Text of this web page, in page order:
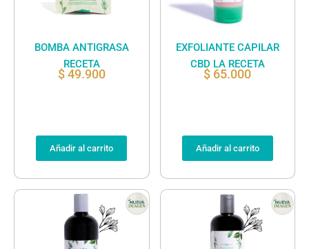
BOMBA ANTIGRASA
RECETA
$49.900
Añadir al carrito
EXFOLIANTE CAPILAR
CBD LA RECETA
$ 65.000
Añadir al carrito